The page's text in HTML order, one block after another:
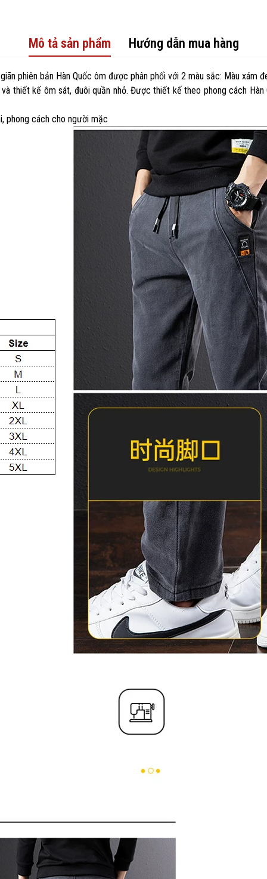
Mô tả sản phẩm Hướng dẫn mua hàng
phiên bản Hàn Quốc ôm được phân phối với 2 màu sắc: Màu xám
thiết kế ôm sát, đuôi quần nhỏ. Được thiết kế theo phong cách
phong cách cho người mặc